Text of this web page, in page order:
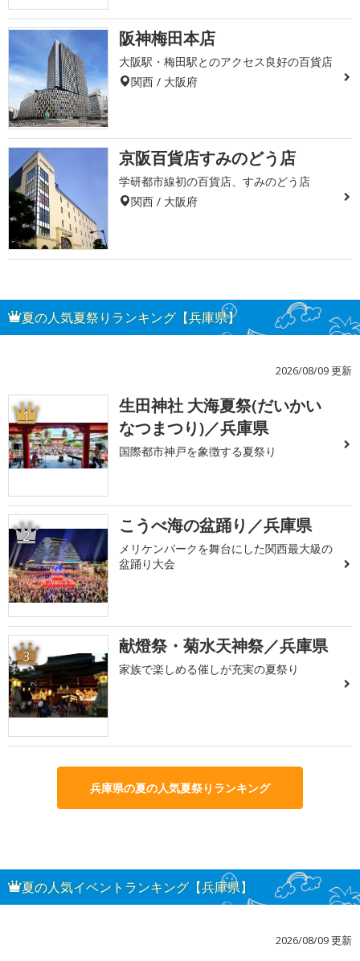
阪神梅田本店
大阪駅・梅田駅とのアクセス良好の百貨店
関西 / 大阪府
京阪百貨店すみのどう店
学研都市線初の百貨店、すみのどう店
関西 / 大阪府
夏の人気夏祭りランキング【兵庫県】
2026/08/09 更新
1
生田神社 大海夏祭(だいかい
なつまつり)／兵庫県
国際都市神戸を象徴する夏祭り
2 こうべ海の盆踊り／兵庫県
メリケンパークを舞台にした関西最大級の
盆踊り大会
3 献燈祭・菊水天神祭／兵庫県
家族で楽しめる催しが充実の夏祭り
兵庫県の夏の人気夏祭りランキング
夏の人気イベントランキング【兵庫県】
2026/08/09 更新